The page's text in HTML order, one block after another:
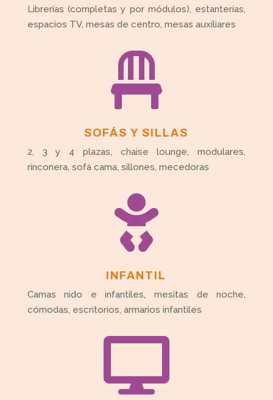
Librerías (completas y por módulos), estanterías,
espacios TV, mesas de centro, mesas auxiliares

SOFÁS Y SILLAS
2, 3 y 4 plazas, chaise lounge, modulares,
rinconera, sofá cama, sillones, mecedoras

INFANTIL
Camas nido e infantiles, mesitas de noche,
cómodas, escritorios, armarios infantiles
